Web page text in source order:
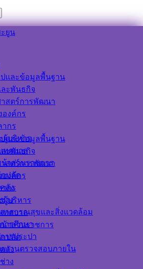
และข้อมูลพื้นฐาน
ะพันธกิจ
สตร์การพัฒนา
องค์กร
กร
ผู้บริหาร
ทศบาล
าส่วนราชการ
ปลัด
ลัง
าง
าธารณสุขและสิ่งแวดล้อม
ารศึกษา
ารประปา
งานตรวจสอบภายใน
และข้อมูลพื้นฐาน
ะพันธกิจ
สตร์การพัฒนา
องค์กร
กร
บริหาร
ทศบาล
าส่วนราชการ
ปลัด
ลัง
าง
างโครงการปรับปรุงถนนแอสฟัลท์ติก
ถนนเทศบาล 2 หมู่ที่ 1 ตำบลปากพะยูน
ยาว 510 เมตร หนา 0.05 เมตร หรือมีพื้นที่
ตารางเมตร เทศบาลตำบล
ะยูน จังหวัดพัทลุง 1 สาย
าคากลางโครงการปรับปรุง
คอนกรีต พท.ถ 30 – 002
หมู่ที่ 1 ตำบลปากพะยูน
เมตร ยาว 510 เมตร หนา
มีพื้นที่ดำเนินการไม่น้อย
ารางเมตร เทศบาลตำบล
อปากพะยูน จังหวัดพัทลุง 1